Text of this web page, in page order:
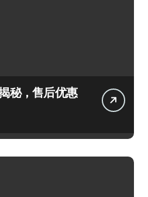
秘，售后优惠